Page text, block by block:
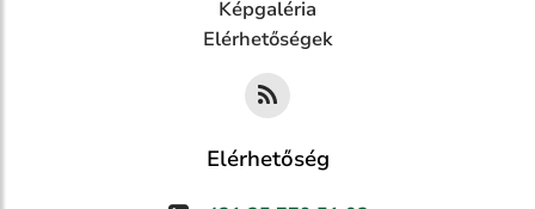
Képgaléria
Elérhetőségek
Elérhetőség